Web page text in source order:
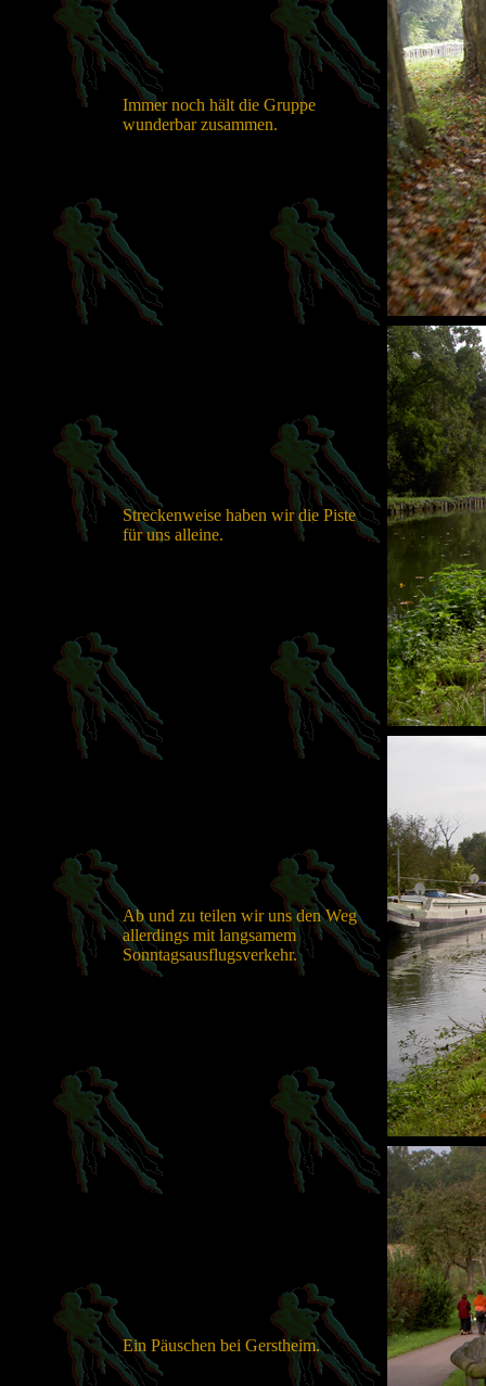
Immer noch hält die Gruppe
wunderbar zusammen.
Streckenweise haben wir die Piste
für uns alleine.
Ab und zu teilen wir uns den Weg
allerdings mit langsamem
Sonntagsausflugsverkehr.
Ein Päuschen bei Gerstheim.